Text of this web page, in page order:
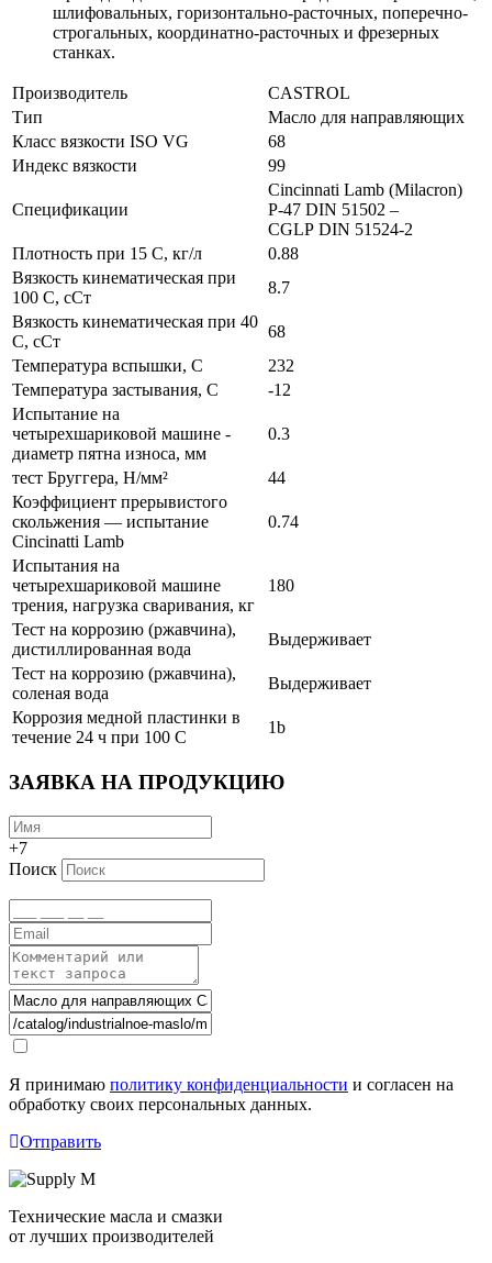
шлифовальных, горизонтально-расточных, поперечно-
строгальных, координатно-расточных и фрезерных
станках.
Производитель
CASTROL
Тип
Масло для направляющих
Класс вязкости ISO VG
68
Индекс вязкости
99
Спецификации
Cincinnati Lamb (Milacron)
P-47 DIN 51502 –
CGLP DIN 51524-2
Плотность при 15 С, кг/л
0.88
Вязкость кинематическая при
100 С, сСт
8.7
Вязкость кинематическая при 40
С, сСт
68
Температура вспышки, С
232
Температура застывания, С
-12
Испытание на
четырехшариковой машине -
диаметр пятна износа, мм
0.3
тест Бруггера, Н/мм²
44
Коэффициент прерывистого
скольжения — испытание
Cincinatti Lamb
0.74
Испытания на
четырехшариковой машине
трения, нагрузка сваривания, кг
180
Тест на коррозию (ржавчина),
дистиллированная вода
Выдерживает
Тест на коррозию (ржавчина),
соленая вода
Выдерживает
Коррозия медной пластинки в
течение 24 ч при 100 C
1b
ЗАЯВКА НА ПРОДУКЦИЮ
+7
Поиск
Я принимаю политику конфиденциальности и согласен на
обработку своих персональных данных.
Отправить
Технические масла и смазки
от лучших производителей